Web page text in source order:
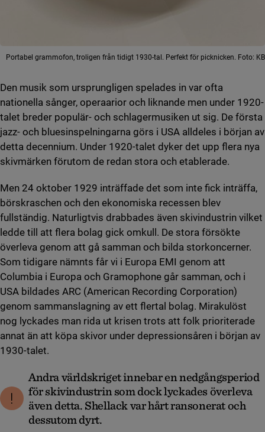
Portabel grammofon, troligen från tidigt 1930-tal. Perfekt för picknicken. Foto: KB
Den musik som ursprungligen spelades in var ofta
nationella sånger, operaarior och liknande men under 1920-
talet breder populär- och schlagermusiken ut sig. De första
jazz- och bluesinspelningarna görs i USA alldeles i början av
detta decennium. Under 1920-talet dyker det upp flera nya
skivmärken förutom de redan stora och etablerade.
Men 24 oktober 1929 inträffade det som inte fick inträffa,
börskraschen och den ekonomiska recessen blev
fullständig. Naturligtvis drabbades även skivindustrin vilket
ledde till att flera bolag gick omkull. De stora försökte
överleva genom att gå samman och bilda storkoncerner.
Som tidigare nämnts får vi i Europa EMI genom att
Columbia i Europa och Gramophone går samman, och i
USA bildades ARC (American Recording Corporation)
genom sammanslagning av ett flertal bolag. Mirakulöst
nog lyckades man rida ut krisen trots att folk prioriterade
annat än att köpa skivor under depressionsåren i början av
1930-talet.
Andra världskriget innebar en nedgångsperiod
för skivindustrin som dock lyckades överleva
även detta. Shellack var hårt ransonerat och
dessutom dyrt.